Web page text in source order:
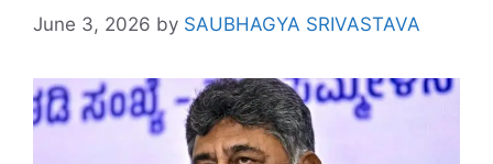
June 3, 2026 by SAUBHAGYA SRIVASTAVA